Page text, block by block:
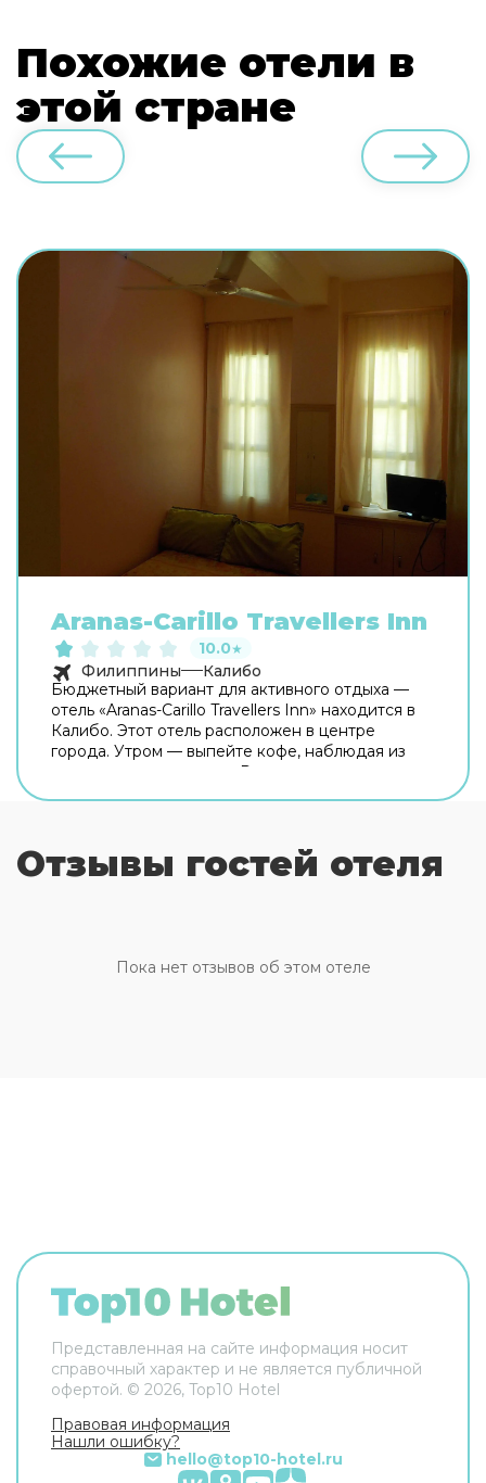
Похожие отели в
этой стране
Aranas-Carillo Travellers Inn
10.0★
Филиппины
Калибо
Бюджетный вариант для активного отдыха —
отель «Aranas-Carillo Travellers Inn» находится в
Калибо. Этот отель расположен в центре
города. Утром — выпейте кофе, наблюдая из
окна за жизнью города. Рядом с отелем можно
всегда оставаться на связи. Для
путешественников на машине организована
трансфера. А ещё в распоряжении гостей
прачечная, химчистка и гладильные услуги.
Отзывы гостей отеля
Пока нет отзывов об этом отеле
Представленная на сайте информация носит
справочный характер и не является публичной
офертой. © 2026, Top10 Hotel
Правовая информация
Нашли ошибку?
hello@top10-hotel.ru